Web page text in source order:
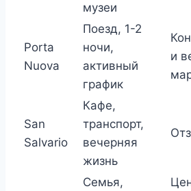
музеи
Porta
Nuova
Поезд, 1-2
ночи,
активный
график
и
San
Salvario
Кафе,
транспорт,
вечерняя
жизнь
Семья,